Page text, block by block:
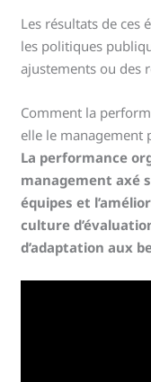
Les résultats de ces
les politiques
ajustements ou des
Comment la
elle le management
La performance
management axé
équipes et
culture
d’adaptation aux